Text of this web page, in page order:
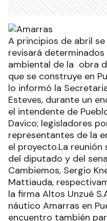
A principios de abril
revisará
ambiental de la obra
que se construye en
lo informó la
Esteves, durante un
el intendente de
Davico; legisladores
representantes de la
el proyecto.La
del diputado y del
Cambiemos, Sergio
Mattiauda,
la firma Altos Unzué
náutico Amarras en
encuentro también